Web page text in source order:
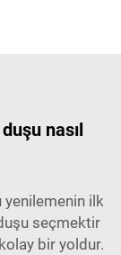
nasıl
yenilemenin ilk
seçmektir
bir yoldur.